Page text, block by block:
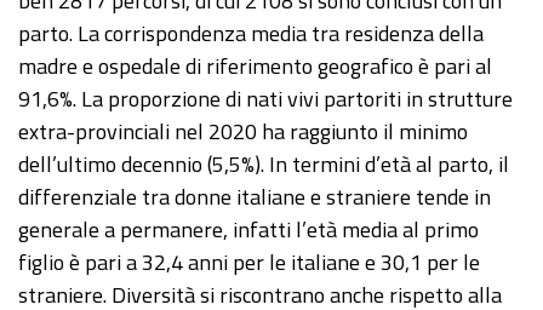
parto. La corrispondenza media tra residenza della
madre e ospedale di riferimento geografico è pari al
91,6%. La proporzione di nati vivi partoriti in strutture
extra-provinciali nel 2020 ha raggiunto il minimo
dell’ultimo decennio (5,5%). In termini d’età al parto, il
differenziale tra donne italiane e straniere tende in
generale a permanere, infatti l’età media al primo
figlio è pari a 32,4 anni per le italiane e 30,1 per le
straniere. Diversità si riscontrano anche rispetto alla